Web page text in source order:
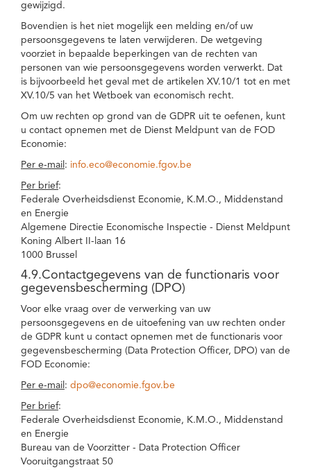
gewijzigd.
Bovendien is het niet mogelijk een melding en/of uw
persoonsgegevens te laten verwijderen. De wetgeving
voorziet in bepaalde beperkingen van de rechten van
personen van wie persoonsgegevens worden verwerkt. Dat
is bijvoorbeeld het geval met de artikelen XV.10/1 tot en met
XV.10/5 van het Wetboek van economisch recht.
Om uw rechten op grond van de GDPR uit te oefenen, kunt
u contact opnemen met de Dienst Meldpunt van de FOD
Economie:
Per e-mail : info.eco@economie.fgov.be
Per brief:
Federale Overheidsdienst Economie, K.M.O., Middenstand
en Energie
Algemene Directie Economische Inspectie - Dienst Meldpunt
Koning Albert II-laan 16
1000 Brussel
4.9.Contactgegevens van de functionaris voor
gegevensbescherming (DPO)
Voor elke vraag over de verwerking van uw
persoonsgegevens en de uitoefening van uw rechten onder
de GDPR kunt u contact opnemen met de functionaris voor
gegevensbescherming (Data Protection Officer, DPO) van de
FOD Economie:
Per e-mail : dpo@economie.fgov.be
Per brief:
Federale Overheidsdienst Economie, K.M.O., Middenstand
en Energie
Bureau van de Voorzitter - Data Protection Officer
Vooruitgangstraat 50